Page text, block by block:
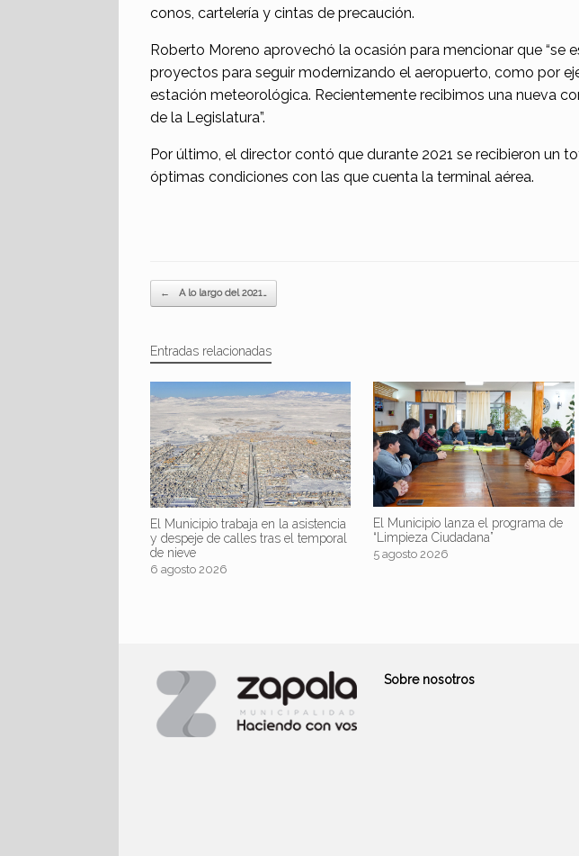
conos, cartelería y cintas de precaución.
Roberto Moreno aprovechó la ocasión para mencionar que “se
proyectos para seguir modernizando el aeropuerto, como por
estación meteorológica. Recientemente recibimos una nueva
de la Legislatura”.
Por último, el director contó que durante 2021 se recibieron un
óptimas condiciones con las que cuenta la terminal aérea.
Navegador de artículos
← A lo largo del 2021…
Entradas relacionadas
El Municipio trabaja en la asistencia
y despeje de calles tras el temporal
de nieve
6 agosto 2026
El Municipio lanza el programa de
“Limpieza Ciudadana”
5 agosto 2026
Sobre nosotros